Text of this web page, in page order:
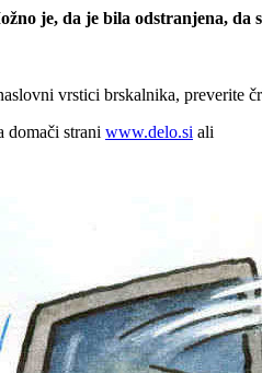
je, da je bila odstranjena, da
vrstici brskalnika, preverite
domači strani www.delo.si ali